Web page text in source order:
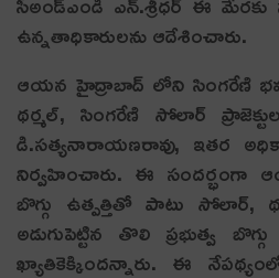
ఉన్నతాధికారులను ఆదేశించారు.
ఆయన హైద్రాబాద్‌ లోని సింగరేణి
థర్మల్‌, సింగరేణి సోలార్‌
డి.సత్యనారాయణరావు, ఇతర
నిర్వహించారు. ఈ సంద‌ర్భంగా
బొగ్గు ఉత్పత్తితో పాటు సోలార్‌,
అడుగుపెట్టిన తొలి ప్రభుత్వ
ఖ్యాతికెక్కిందన్నారు. ఈ